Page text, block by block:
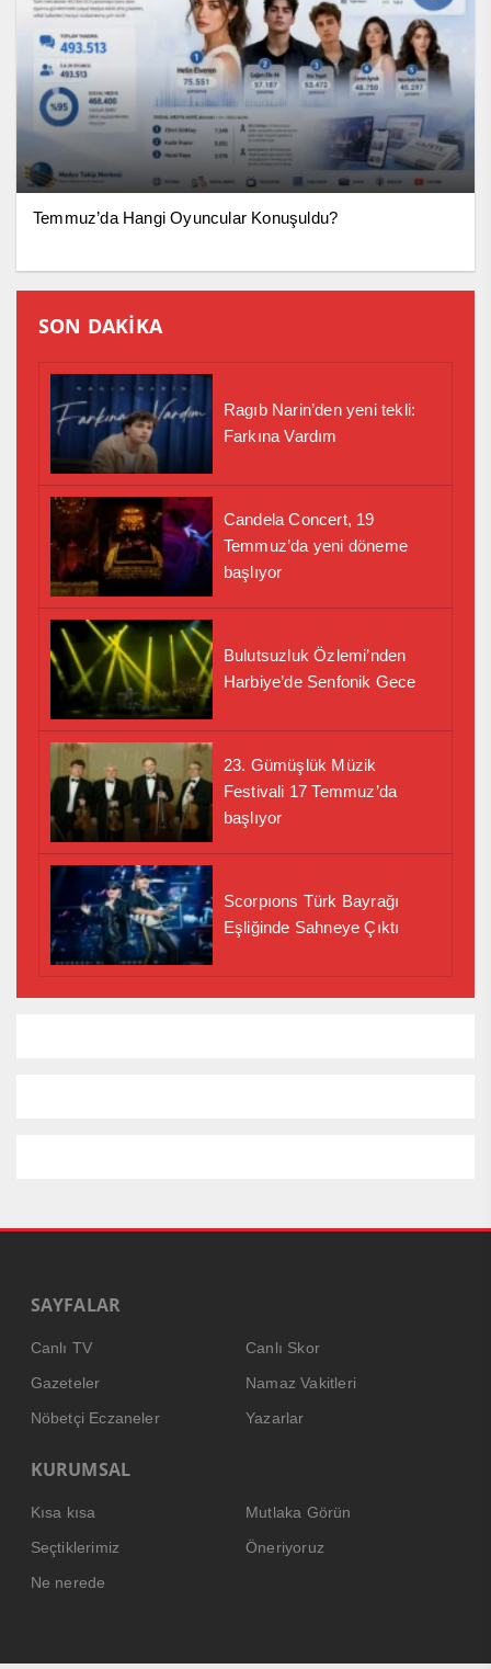
Temmuz’da Hangi Oyuncular Konuşuldu?
SON DAKİKA
Ragıb Narin’den yeni tekli:
Farkına Vardım
Candela Concert, 19
Temmuz’da yeni döneme
başlıyor
Bulutsuzluk Özlemi’nden
Harbiye’de Senfonik Gece
23. Gümüşlük Müzik
Festivali 17 Temmuz’da
başlıyor
Scorpıons Türk Bayrağı
Eşliğinde Sahneye Çıktı
SAYFALAR
Canlı TV
Canlı Skor
Gazeteler
Namaz Vakitleri
Nöbetçi Eczaneler
Yazarlar
KURUMSAL
Kısa kısa
Mutlaka Görün
Seçtiklerimiz
Öneriyoruz
Ne nerede